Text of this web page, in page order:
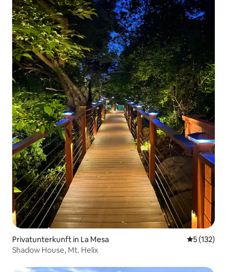
Privatunterkunft in La Mesa
5 (132)
Shadow House, Mt. Helix